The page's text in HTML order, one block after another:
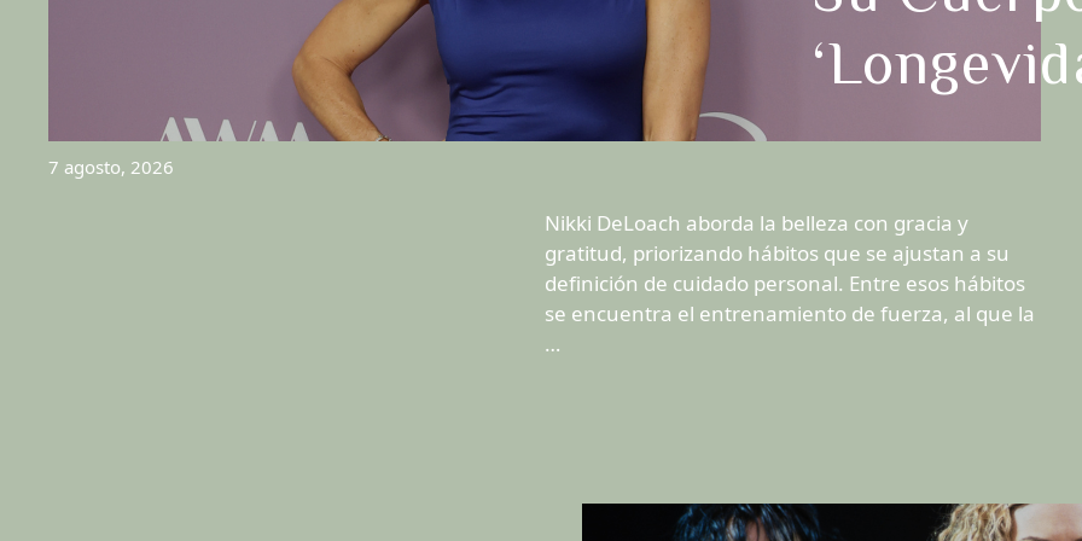
7 agosto, 2026
Nikki DeLoach aborda la belleza con gracia y
gratitud, priorizando hábitos que se ajustan a su
definición de cuidado personal. Entre esos hábitos
se encuentra el entrenamiento de fuerza, al que la
…